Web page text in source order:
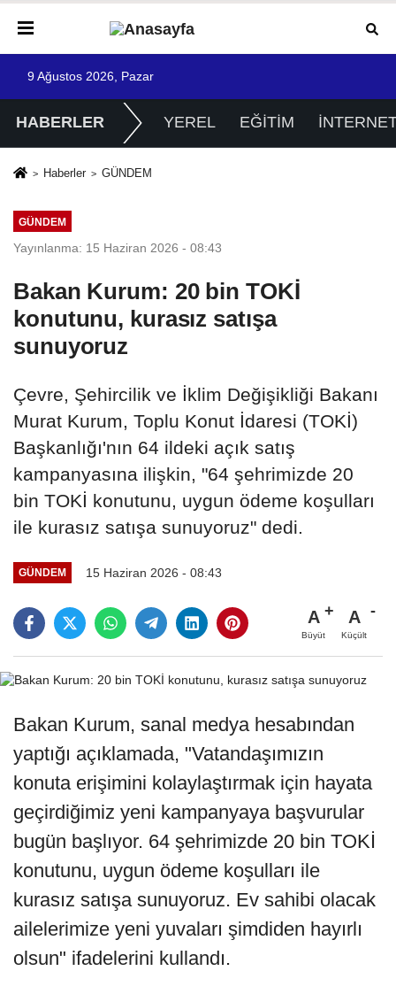
9 Ağustos 2026, Pazar
HABERLER YEREL EĞİTİM
Haberler GÜNDEM
GÜNDEM
Yayınlanma: 15 Haziran 2026 - 08:43
Bakan Kurum: 20 bin TOKİ
konutunu, kurasız satışa
sunuyoruz
Çevre, Şehircilik ve İklim Değişikliği Bakanı
Murat Kurum, Toplu Konut İdaresi (TOKİ)
Başkanlığı'nın 64 ildeki açık satış
kampanyasına ilişkin, "64 şehrimizde 20
bin TOKİ konutunu, uygun ödeme koşulları
ile kurasız satışa sunuyoruz" dedi.
GÜNDEM 15 Haziran 2026 - 08:43
A
Büyüt
A
Küçült
Bakan Kurum, sanal medya hesabından
yaptığı açıklamada, "Vatandaşımızın
konuta erişimini kolaylaştırmak için hayata
geçirdiğimiz yeni kampanyaya başvurular
bugün başlıyor. 64 şehrimizde 20 bin TOKİ
konutunu, uygun ödeme koşulları ile
kurasız satışa sunuyoruz. Ev sahibi olacak
ailelerimize yeni yuvaları şimdiden hayırlı
olsun" ifadelerini kullandı.